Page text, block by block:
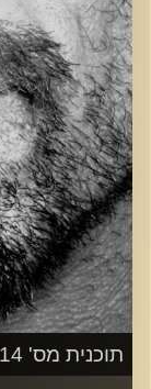
תוכנית מס' 14